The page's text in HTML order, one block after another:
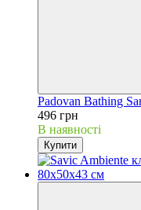
Padovan Bathing
496 грн
В наявності
Купити